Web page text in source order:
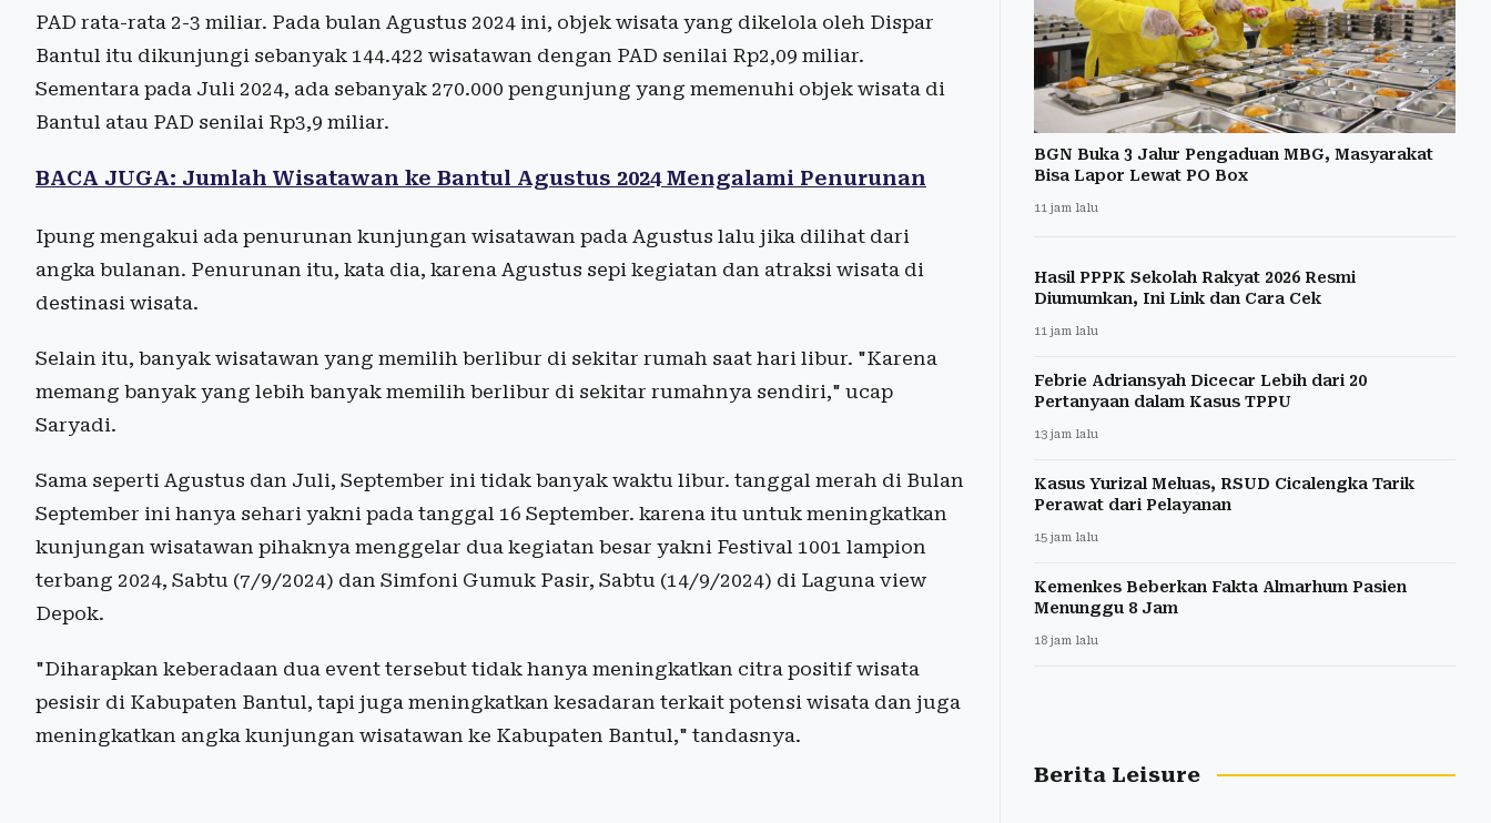
PAD rata-rata 2-3 miliar. Pada bulan Agustus 2024 ini, objek wisata yang dikelola oleh Dispar
Bantul itu dikunjungi sebanyak 144.422 wisatawan dengan PAD senilai Rp2,09 miliar.
Sementara pada Juli 2024, ada sebanyak 270.000 pengunjung yang memenuhi objek wisata di
Bantul atau PAD senilai Rp3,9 miliar.
BACA JUGA: Jumlah Wisatawan ke Bantul Agustus 2024 Mengalami Penurunan
Ipung mengakui ada penurunan kunjungan wisatawan pada Agustus lalu jika dilihat dari
angka bulanan. Penurunan itu, kata dia, karena Agustus sepi kegiatan dan atraksi wisata di
destinasi wisata.
Selain itu, banyak wisatawan yang memilih berlibur di sekitar rumah saat hari libur. "Karena
memang banyak yang lebih banyak memilih berlibur di sekitar rumahnya sendiri," ucap
Saryadi.
Sama seperti Agustus dan Juli, September ini tidak banyak waktu libur. tanggal merah di Bulan
September ini hanya sehari yakni pada tanggal 16 September. karena itu untuk meningkatkan
kunjungan wisatawan pihaknya menggelar dua kegiatan besar yakni Festival 1001 lampion
terbang 2024, Sabtu (7/9/2024) dan Simfoni Gumuk Pasir, Sabtu (14/9/2024) di Laguna view
Depok.
"Diharapkan keberadaan dua event tersebut tidak hanya meningkatkan citra positif wisata
pesisir di Kabupaten Bantul, tapi juga meningkatkan kesadaran terkait potensi wisata dan juga
meningkatkan angka kunjungan wisatawan ke Kabupaten Bantul," tandasnya.
BGN Buka 3 Jalur Pengaduan MBG, Masyarakat
Bisa Lapor Lewat PO Box
11 jam lalu
Hasil PPPK Sekolah Rakyat 2026 Resmi
Diumumkan, Ini Link dan Cara Cek
11 jam lalu
Febrie Adriansyah Dicecar Lebih dari 20
Pertanyaan dalam Kasus TPPU
13 jam lalu
Kasus Yurizal Meluas, RSUD Cicalengka Tarik
Perawat dari Pelayanan
15 jam lalu
Kemenkes Beberkan Fakta Almarhum Pasien
Menunggu 8 Jam
18 jam lalu
Berita Leisure